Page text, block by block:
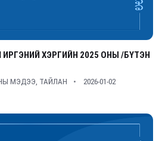
ХЭРГИЙН 2025 ОНЫ /БҮТЭН
МЭДЭЭ, ТАЙЛАН 2026-01-02